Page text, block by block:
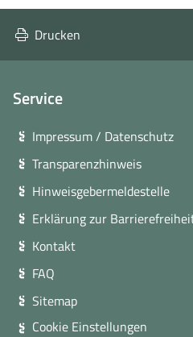
Drucken
Service
Impressum / Datenschutz
Transparenzhinweis
Hinweisgebermeldestelle
Erklärung zur
Kontakt
FAQ
Sitemap
Cookie Einstellungen